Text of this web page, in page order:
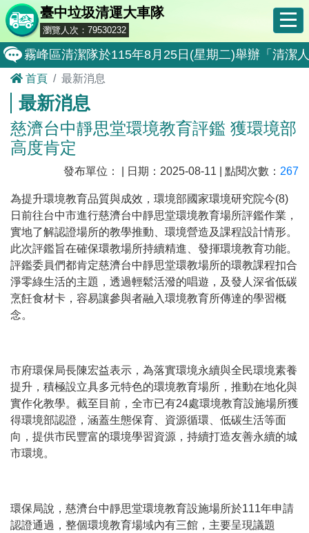
臺中垃圾清運大車隊
瀏覽人次：79530232
霧峰區清潔隊於115年8月25日(星期二)舉辦「清潔
大肚區清潔隊於115年8月25日(星期二)舉辦「清潔
北屯區清潔隊於115年8月11日(星期二)舉辦「清潔
外埔區清潔隊於115年8月18日(星期二)舉辦「清潔
石岡區清潔隊於115年8月18日(星期二)舉辦「清潔
全民監督公共工程施工品質, 請撥打通報專線0800-
防堵非洲豬瘟總動員，因應非洲豬瘟疫情，市民端
因應非洲豬瘟疫情，市民端廚餘收運排出方式不變
8月10日14:30至15:00防空演習行動網路降速演練
首頁 最新消息
最新消息
慈濟台中靜思堂環境教育評鑑 獲環境部
高度肯定
發布單位： | 日期：2025-08-11 | 點閱次數： 267
為提升環境教育品質與成效，環境部國家環境研究院今(8)
日前往台中市進行慈濟台中靜思堂環境教育場所評鑑作業，
實地了解認證場所的教學推動、環境營造及課程設計情形。
此次評鑑旨在確保環教場所持續精進、發揮環境教育功能。
評鑑委員們都肯定慈濟台中靜思堂環教場所的環教課程扣合
淨零綠生活的主題，透過輕鬆活潑的唱遊，及發人深省低碳
烹飪食材卡，容易讓參與者融入環境教育所傳達的學習概
念。
市府環保局長陳宏益表示，為落實環境永續與全民環境素養
提升，積極設立具多元特色的環境教育場所，推動在地化與
實作化教學。截至目前，全市已有24處環境教育設施場所獲
得環境部認證，涵蓋生態保育、資源循環、低碳生活等面
向，提供市民豐富的環境學習資源，持續打造友善永續的城
市環境。
環保局說，慈濟台中靜思堂環境教育設施場所於111年申請
認證通過，整個環境教育場域內有三館，主要呈現議題